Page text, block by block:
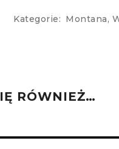
Kategorie: Montana,
RÓWNIEŻ…